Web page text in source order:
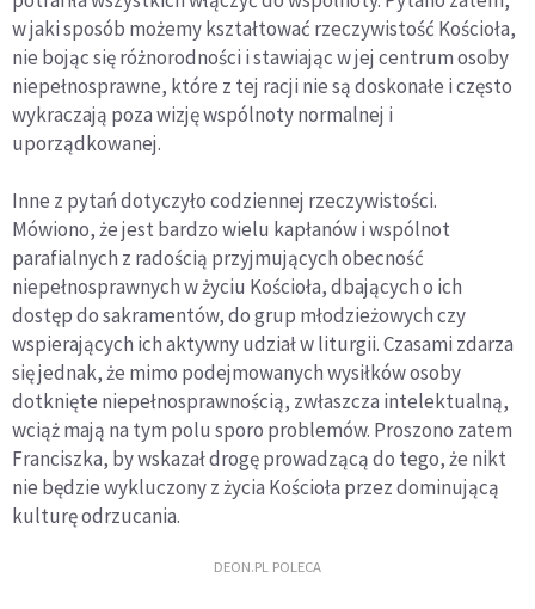
w jaki sposób możemy kształtować rzeczywistość Kościoła,
nie bojąc się różnorodności i stawiając w jej centrum osoby
niepełnosprawne, które z tej racji nie są doskonałe i często
wykraczają poza wizję wspólnoty normalnej i
uporządkowanej.
Inne z pytań dotyczyło codziennej rzeczywistości.
Mówiono, że jest bardzo wielu kapłanów i wspólnot
parafialnych z radością przyjmujących obecność
niepełnosprawnych w życiu Kościoła, dbających o ich
dostęp do sakramentów, do grup młodzieżowych czy
wspierających ich aktywny udział w liturgii. Czasami zdarza
się jednak, że mimo podejmowanych wysiłków osoby
dotknięte niepełnosprawnością, zwłaszcza intelektualną,
wciąż mają na tym polu sporo problemów. Proszono zatem
Franciszka, by wskazał drogę prowadzącą do tego, że nikt
nie będzie wykluczony z życia Kościoła przez dominującą
kulturę odrzucania.
DEON.PL POLECA